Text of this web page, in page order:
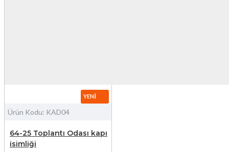
YENI
Ürün Kodu: KAD04
64-25 Toplantı Odası kapı
isimliği